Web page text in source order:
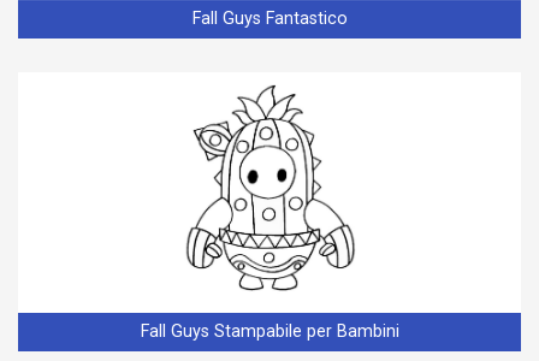
Fall Guys Fantastico
Fall Guys Stampabile per Bambini